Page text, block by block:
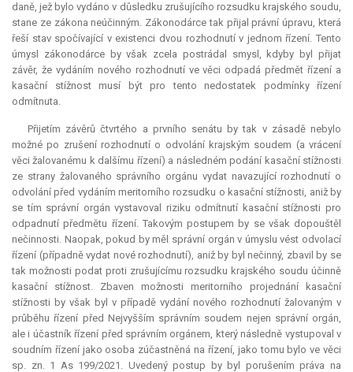
daně, jež bylo vydáno v důsledku zrušujícího rozsudku krajského soudu,
stane ze zákona neúčinným. Zákonodárce tak přijal právní úpravu, která
řeší stav spočívající v existenci dvou rozhodnutí v jednom řízení. Tento
úmysl zákonodárce by však zcela postrádal smysl, kdyby byl přijat
závěr, že vydáním nového rozhodnutí ve věci odpadá předmět řízení a
kasační stížnost musí být pro tento nedostatek podmínky řízení
odmítnuta.
Přijetím závěrů čtvrtého a prvního senátu by tak v zásadě nebylo
možné po zrušení rozhodnutí o odvolání krajským soudem (a vrácení
věci žalovanému k dalšímu řízení) a následném podání kasační stížnosti
ze strany žalovaného správního orgánu vydat navazující rozhodnutí o
odvolání před vydáním meritorního rozsudku o kasační stížnosti, aniž by
se tím správní orgán vystavoval riziku odmítnutí kasační stížnosti pro
odpadnutí předmětu řízení. Takovým postupem by se však dopouštěl
nečinnosti. Naopak, pokud by měl správní orgán v úmyslu vést odvolací
řízení (případně vydat nové rozhodnutí), aniž by byl nečinný, zbavil by se
tak možnosti podat proti zrušujícímu rozsudku krajského soudu účinně
kasační stížnost. Zbaven možnosti meritorního projednání kasační
stížnosti by však byl v případě vydání nového rozhodnutí žalovaným v
průběhu řízení před Nejvyšším správním soudem nejen správní orgán,
ale i účastník řízení před správním orgánem, který následně vystupoval v
soudním řízení jako osoba zúčastněná na řízení, jako tomu bylo ve věci
sp. zn. 1 As 199/2021. Uvedený postup by byl porušením práva na